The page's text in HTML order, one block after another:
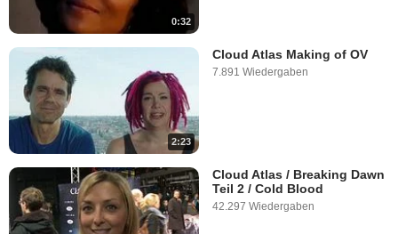
0:32
2:23
Cloud Atlas Making of OV
7.891 Wiedergaben
Cloud Atlas / Breaking Dawn
Teil 2 / Cold Blood
42.297 Wiedergaben